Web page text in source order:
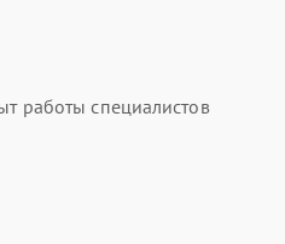
работы специалистов